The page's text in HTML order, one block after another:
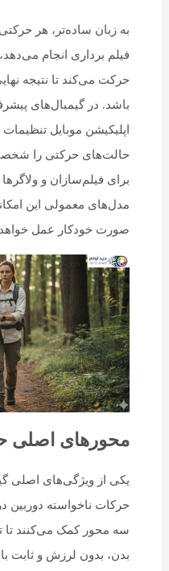
به زبان ساده‌تر، هر
فیلم برداری انجام
حرکت می‌کند تا نتیجه
باشد. در گیمبال‌های
اپلیکیشن موبایل
حالت‌های حرکتی را
برای فیلم‌سازان و
مدل‌های معمولی این
صورت خودکار عمل
محورهای اصلی
یکی از ویژگی‌های اصلی
حرکات ناخواسته
سه محور کمک می‌کنند تا
بدن، بدون لرزش و ثابت